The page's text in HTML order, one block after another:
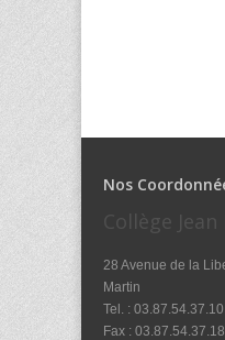
Nos
Collège
28 Avenue de la
Martin
Tel. : 03.87.54.37.10
Fax : 03.87.54.37.18